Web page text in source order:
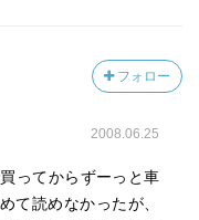
フォロー
2008.06.25
ってからずーっと車
て読めなかったが、